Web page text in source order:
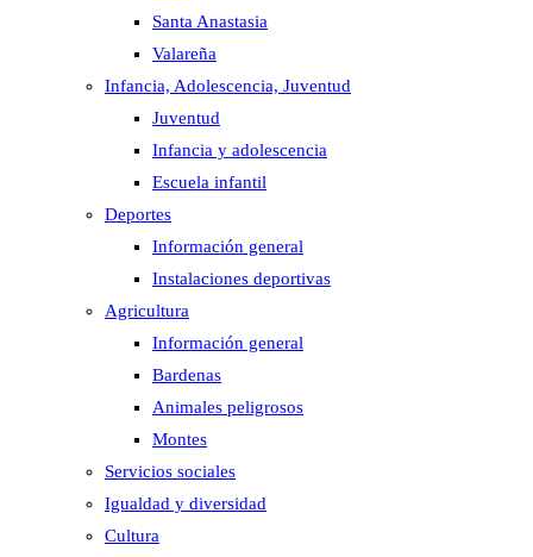
Santa Anastasia
Valareña
Infancia, Adolescencia, Juventud
Juventud
Infancia y adolescencia
Escuela infantil
Deportes
Información general
Instalaciones deportivas
Agricultura
Información general
Bardenas
Animales peligrosos
Montes
Servicios sociales
Igualdad y diversidad
Cultura